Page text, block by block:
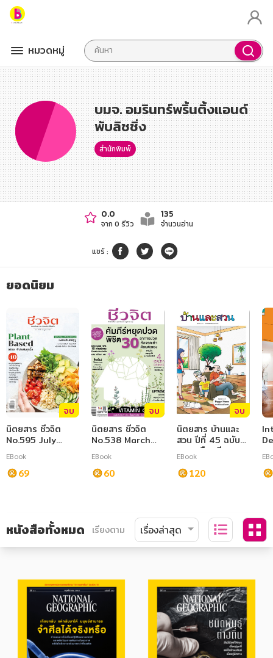
หมวดหมู่
หมวดหมู่หนังสือ
บมจ. อมรินทร์พริ้นติ้งแอนด์
พับลิชชิ่ง
สำนักพิมพ์
0.0
จาก 0 รีวิว
135
จำนวนอ่าน
แชร์:
ยอดนิยม
จบ
นิตยสาร ชีวจิต
No.595 July
2024
EBook
69
จบ
นิตยสาร ชีวจิต
No.538 March
2021
EBook
60
จบ
นิตยสาร บ้านและ
สวน ปีที่ 45 ฉบับที่
535 เดือนมีนาคม
2564
EBook
120
ต
หนังสือทั้งหมด เรียงตาม